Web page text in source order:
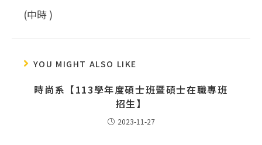
(中時 )
YOU MIGHT ALSO LIKE
時尚系【113學年度碩士班暨碩士在職專班
招生】
2023-11-27